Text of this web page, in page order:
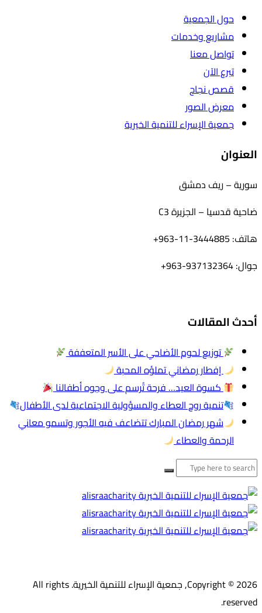
حول الجمعية
مشاريع وخدمات
تواصل معنا
تبرع الآن
قصص نجاح
معرض الصور
جمعية الإسراء للتنمية الخيرية
العنوان
سورية – ريف دمشق
ضاحية قدسيا – الجزيرة C3
هاتف: 3444885-11-963+
جوال: 937132364-963+
أحدث المقالات
توزيع لحوم الأضاحي على الأسر المتعففة
إفطار رمضاني تملؤه المحبة
كسوة العيد… فرحة تُرسم على وجوه أطفالنا
تنمية روح العطاء والمسؤولية الاجتماعية لدى الأطفال
شهر رمضان المبارك تتضاعف فيه الأجور وتسمو معاني
الرحمة والعطاء
البحث
عن:
Copyright © 2026, جمعية الإسراء للتنمية الخيرية. All rights
reserved.